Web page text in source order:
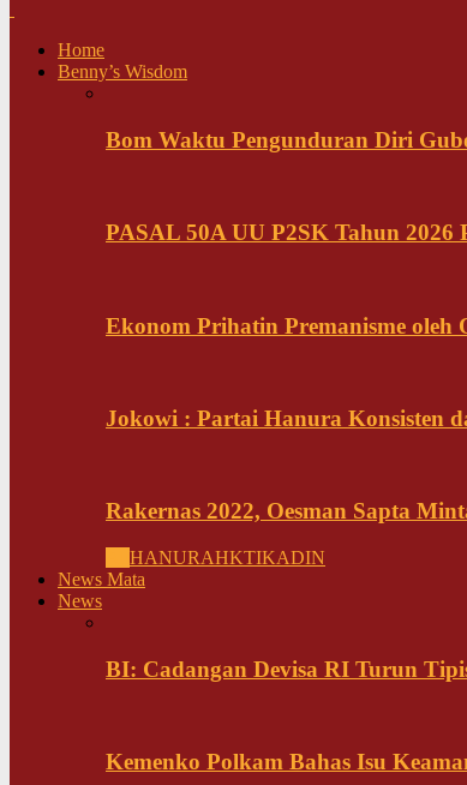
Home
Benny’s Wisdom
Bom Waktu Pengunduran Diri
PASAL 50A UU P2SK Tahun 2026
Ekonom Prihatin Premanisme
Jokowi : Partai Hanura Konsisten
Rakernas 2022, Oesman Sapta
HANURAHKTIKADIN
News Mata
News
BI: Cadangan Devisa RI Turun
Kemenko Polkam Bahas Isu